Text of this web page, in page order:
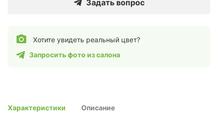
Задать вопрос
Хотите увидеть реальный цвет?
Запросить фото из салона
Характеристики Описание